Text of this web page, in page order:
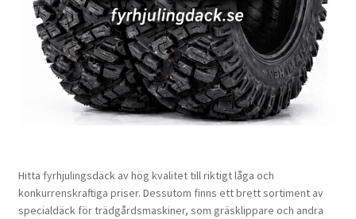
Hitta fyrhjulingsdäck av hög kvalitet till riktigt låga och
konkurrenskraftiga priser. Dessutom finns ett brett sortiment av
specialdäck för trädgårdsmaskiner, som gräsklippare och andra